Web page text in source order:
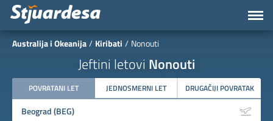
Australija i Okeanija Kiribati Nonouti
Jeftini letovi Nonouti
POVRATANI LET JEDNOSMERNI LET DRUGAČIJI POVRATAK